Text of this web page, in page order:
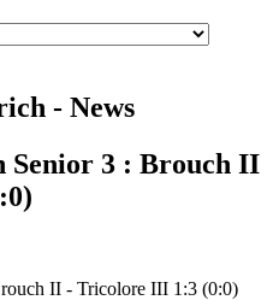
- News
Senior 3 : Brouch II
II - Tricolore III 1:3 (0:0)